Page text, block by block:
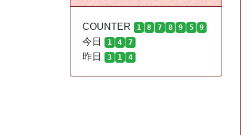
COUNTER 1 8 7 8 9 5 9
今日 1 4 7
昨日 3 1 4